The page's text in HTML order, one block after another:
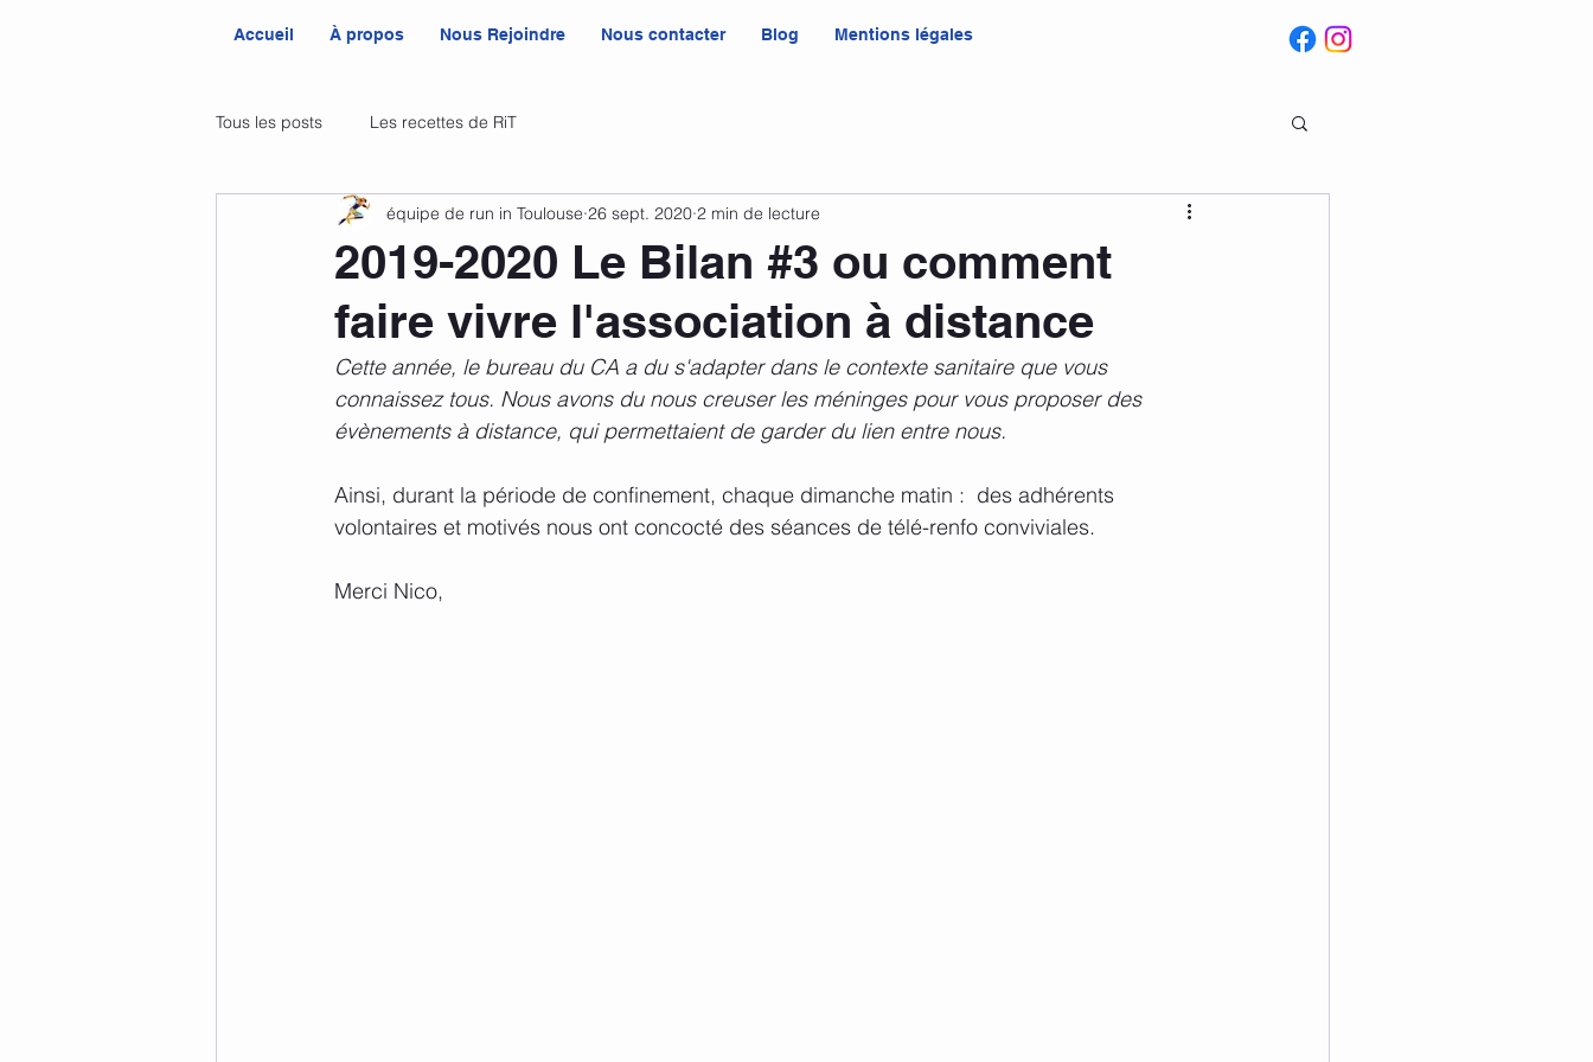
Accueil À propos Nous Rejoindre Nous contacter Blog Mentions légales
Tous les posts Les recettes de RiT
2019-2020 Le Bilan #3 ou comment
faire vivre l'association à distance
équipe de run in Toulouse 26 sept. 2020 2 min de lecture
Cette année, le bureau du CA a du s'adapter dans le contexte sanitaire que vous
connaissez tous. Nous avons du nous creuser les méninges pour vous proposer des
évènements à distance, qui permettaient de garder du lien entre nous.
Ainsi, durant la période de confinement, chaque dimanche matin :  des adhérents
volontaires et motivés nous ont concocté des séances de télé-renfo conviviales.
Merci Nico,